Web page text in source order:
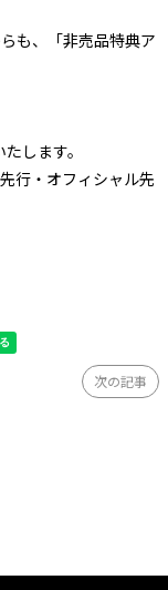
も、「⾮売品特典ア
します。
⾏・オフィシャル先
次の記事